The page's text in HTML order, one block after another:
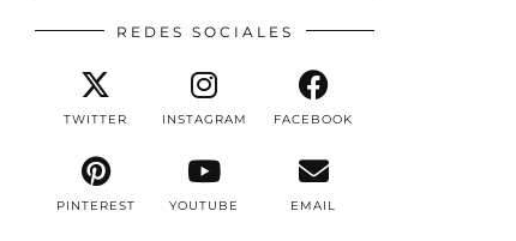
REDES SOCIALES
TWITTER INSTAGRAM FACEBOOK
PINTEREST YOUTUBE EMAIL